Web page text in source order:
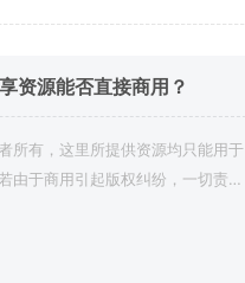
资源能否直接商用？
所有，这里所提供资源均只能用于
由于商用引起版权纠纷，一切责任